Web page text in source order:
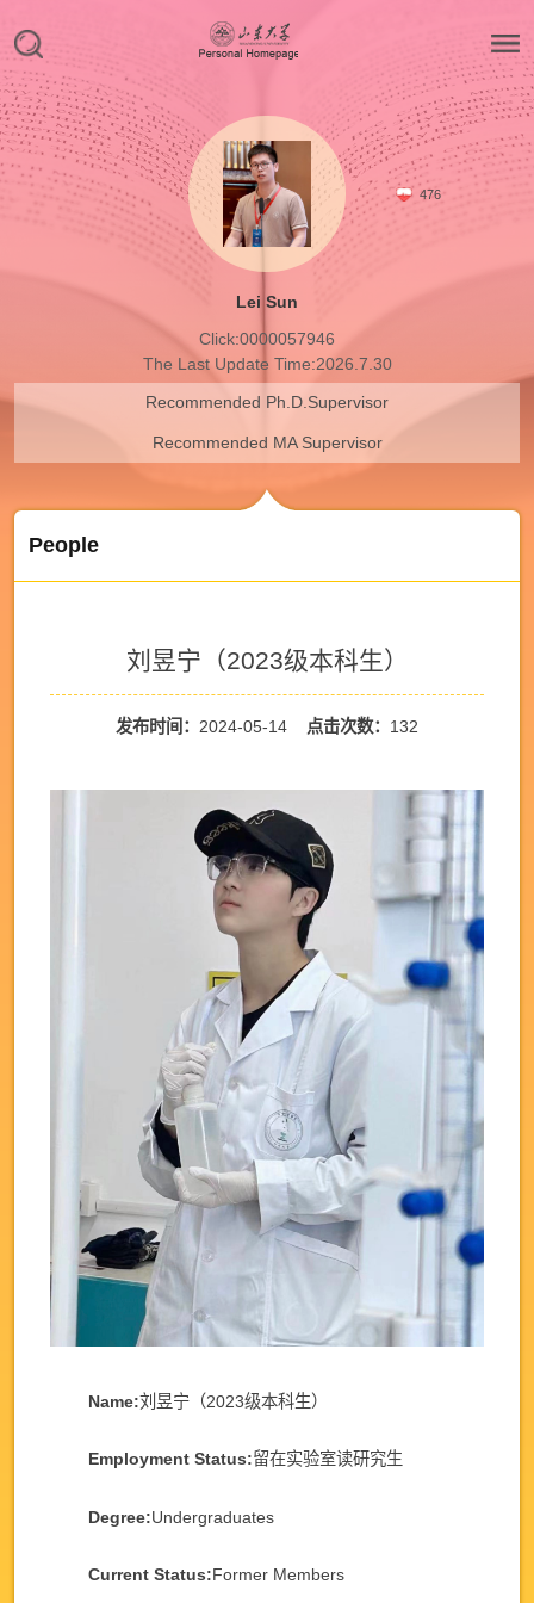
476
Lei Sun
Click:0000057946
The Last Update Time:2026.7.30
Recommended Ph.D.Supervisor
Recommended MA Supervisor
People
刘昱宁（2023级本科生）
发布时间： 2024-05-14 点击次数： 132
Name:刘昱宁（2023级本科生）
Employment Status:留在实验室读研究生
Degree:Undergraduates
Current Status:Former Members